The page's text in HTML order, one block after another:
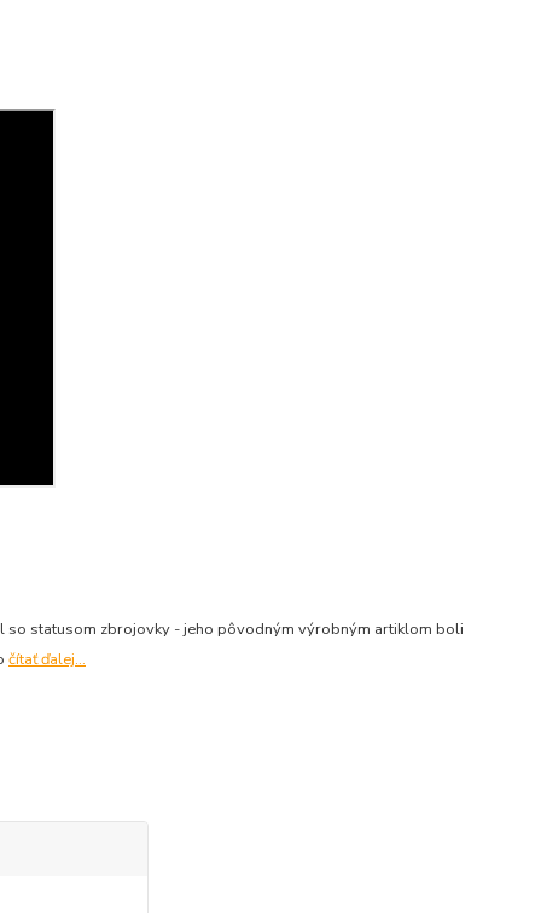
so statusom zbrojovky - jeho pôvodným výrobným artiklom boli
čítať ďalej...